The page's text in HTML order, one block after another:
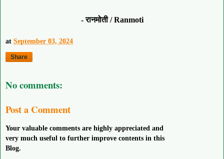
- रानमोती / Ranmoti
at September 03, 2024
Share
No comments:
Post a Comment
Your valuable comments are highly appreciated and
very much useful to further improve contents in this
Blog.